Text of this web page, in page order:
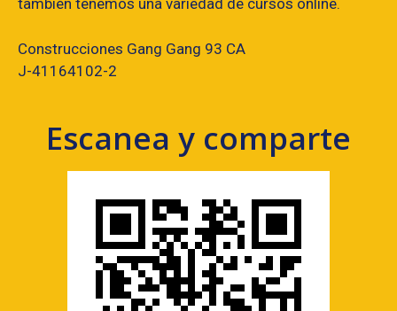
también tenemos una variedad de cursos online.
Construcciones Gang Gang 93 CA
J-41164102-2
Escanea y comparte